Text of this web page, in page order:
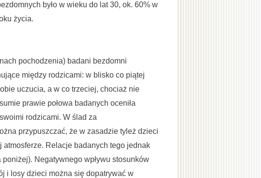
było w wieku do lat 30, ok. 60% w
życia.
pochodzenia) badani bezdomni
między rodzicami: w blisko co piątej
uczucia, a w co trzeciej, chociaż nie
prawie połowa badanych oceniła
rodzicami. W ślad za
przypuszczać, że w zasadzie tyleż dzieci
Relacje badanych tego jednak
Negatywnego wpływu stosunków
i losy dzieci można się dopatrywać w